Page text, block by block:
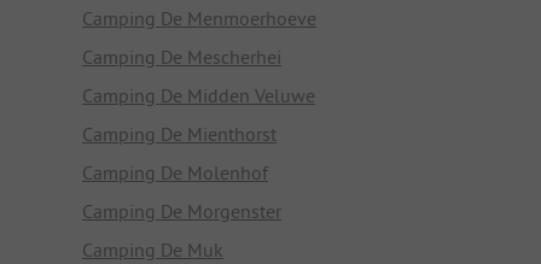
Camping De Menmoerhoeve
Camping De Mescherhei
Camping De Midden Veluwe
Camping De Mienthorst
Camping De Molenhof
Camping De Morgenster
Camping De Muk